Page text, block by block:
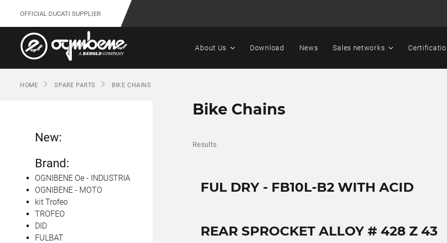
OFFICIAL DUCATI SUPPLIER
About Us Download News Sales networks
HOME SPARE PARTS BIKE CHAINS
Bike Chains
Results
FUL DRY - FB10L-B2 WITH ACID
REAR SPROCKET ALLOY # 428 Z 43
New:
Brand:
OGNIBENE Oe - INDUSTRIA
OGNIBENE - MOTO
kit Trofeo
TROFEO
DID
FULBAT